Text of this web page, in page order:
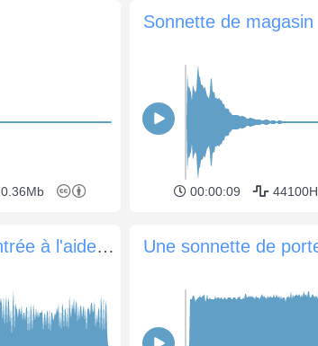
0.36Mb
Sonnette de magasin
00:00:09
Ouverture de la porte d'entrée à l'aide d'un buzzer Une sonnette de